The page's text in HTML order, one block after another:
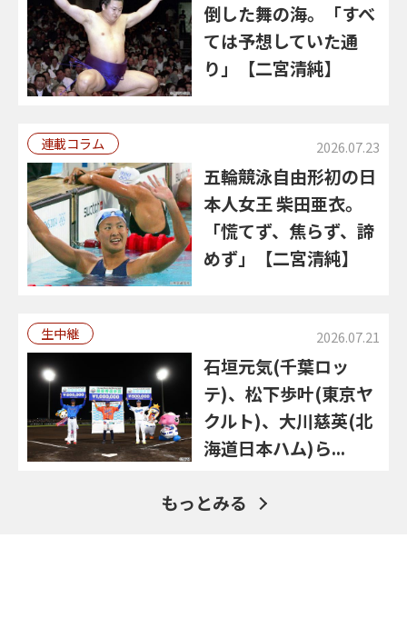
倒した舞の海。「すべ
ては予想していた通
り」【二宮清純】
連載コラム 2026.07.23
五輪競泳自由形初の日
本人女王 柴田亜衣。
「慌てず、焦らず、諦
めず」【二宮清純】
生中継 2026.07.21
石垣元気(千葉ロッ
テ)、松下歩叶(東京ヤ
クルト)、大川慈英(北
海道日本ハム)ら...
もっとみる